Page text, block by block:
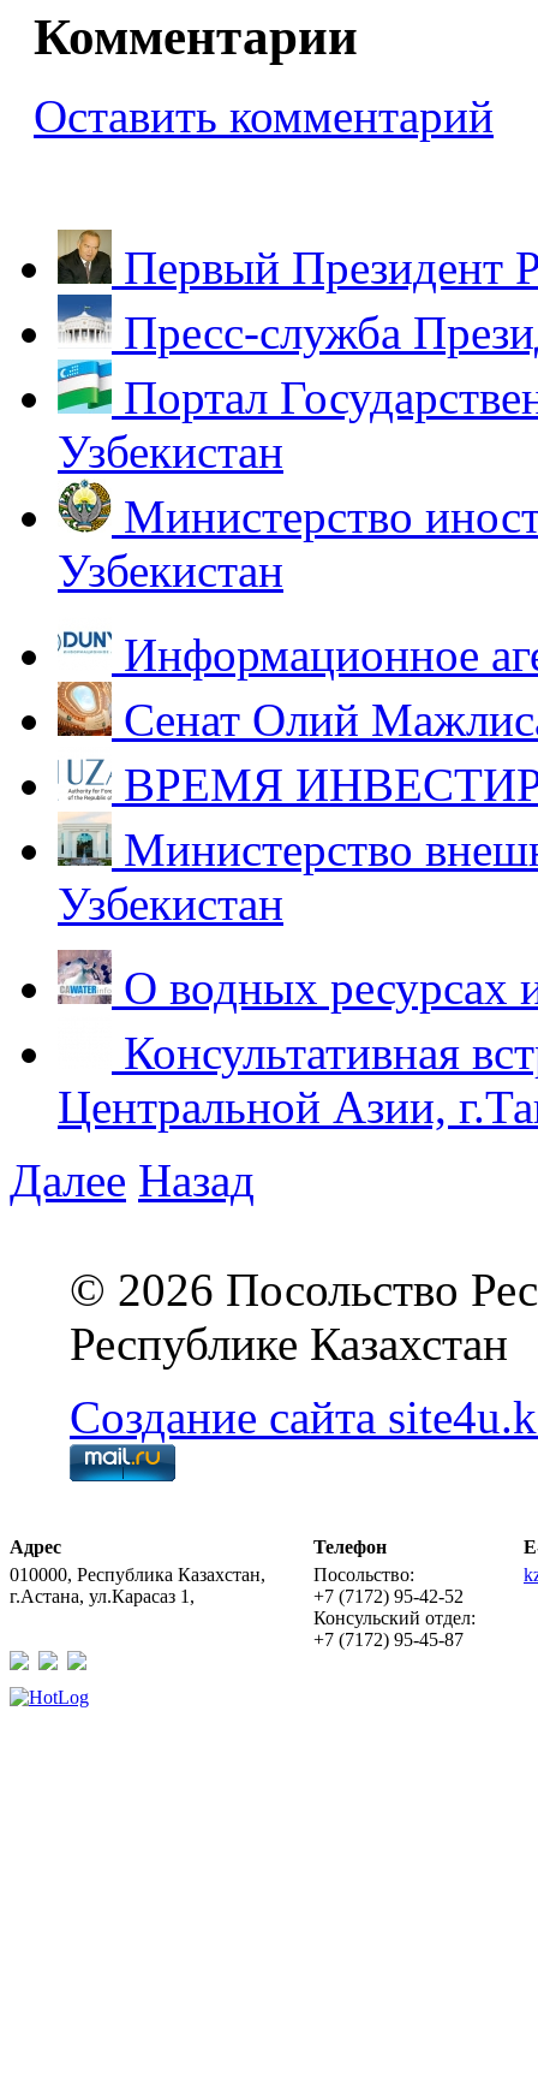
Комментарии
Оставить комментарий
Первый Президент
Пресс-служба
Портал
Узбекистан
Министерство
Узбекистан
Информационное
Сенат Олий
ВРЕМЯ
Министерство
Узбекистан
О водных ресурсах
Консультативная
Центральной Азии,
Далее Назад
© 2026 Посольство
Республике Казахстан
Создание сайта
Адрес
010000, Республика Казахстан,
г.Астана, ул.Карасаз 1,
Телефон
Посольство:
+7 (7172) 95-42-52
Консульский отдел:
+7 (7172) 95-45-87